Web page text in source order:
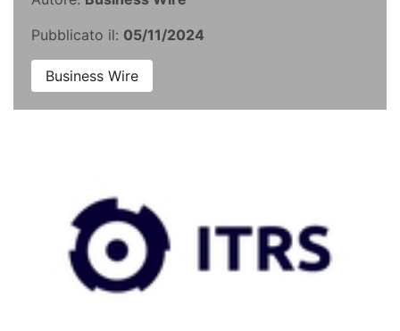
Pubblicato il: 05/11/2024
Business Wire